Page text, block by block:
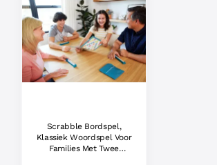
Scrabble Bordspel,
Klassiek Woordspel Voor
Families Met Twee